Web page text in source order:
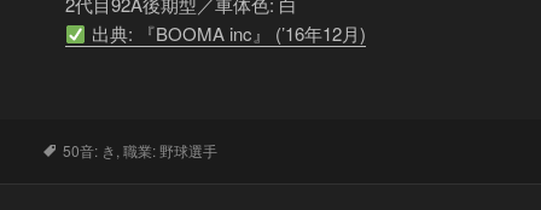
出典: 『BOOMA inc』 (’16年12月)
タ
50音: き,職業: 野球選手